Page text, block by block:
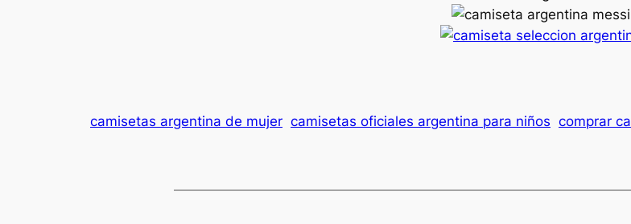
camisetas argentina de mujer camisetas oficiales argentina para niños comprar